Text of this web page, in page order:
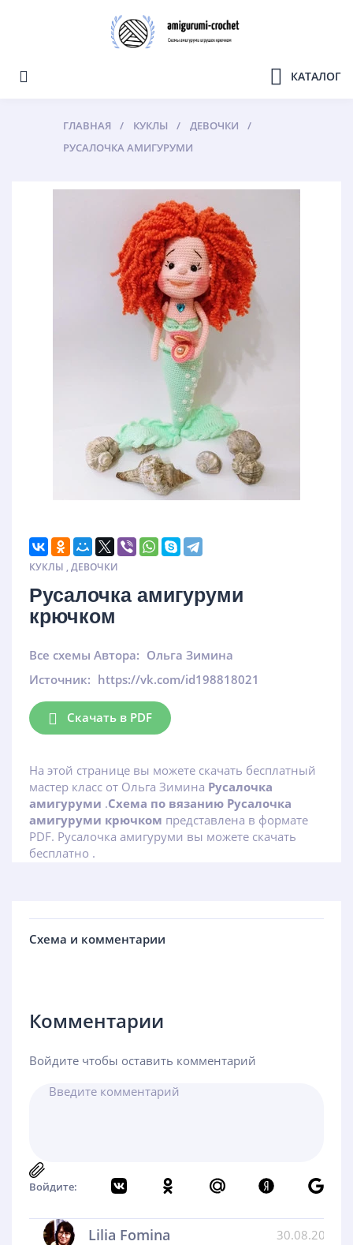
КАТАЛОГ
ГЛАВНАЯ КУКЛЫ
ДЕВОЧКИ
РУСАЛОЧКА АМИГУРУМИ
КУКЛЫ ,ДЕВОЧКИ
Русалочка амигуруми
крючком
Все схемы Автора: Ольга Зимина
Источник: https://vk.com/id198818021
Скачать в PDF
На этой странице вы можете скачать бесплатный
мастер класс от Ольга Зимина Русалочка
амигуруми .Схема по вязанию Русалочка
амигуруми крючком представлена в формате
PDF. Русалочка амигуруми вы можете скачать
бесплатно .
Схема и комментарии
Комментарии
Войдите чтобы оставить комментарий
Войдите:
Lilia Fomina 30.08.2024